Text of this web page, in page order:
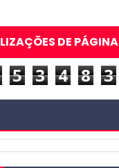
DE PÁGINA
5 3 4 8 3